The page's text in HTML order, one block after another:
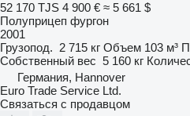
52 170 TJS 4 900 € ≈ 5 661 $
Полуприцеп фургон
2001
Грузопод. 2 715 кг Объем 103 м³
Собственный вес 5 160 кг
Германия, Hannover
Euro Trade Service Ltd.
Связаться с продавцом